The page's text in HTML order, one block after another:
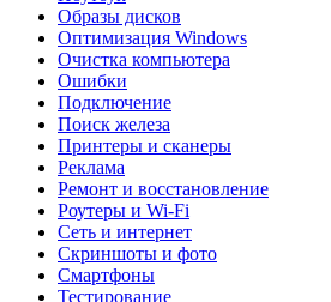
Образы дисков
Оптимизация Windows
Очистка компьютера
Ошибки
Подключение
Поиск железа
Принтеры и сканеры
Реклама
Ремонт и восстановление
Роутеры и Wi-Fi
Сеть и интернет
Скриншоты и фото
Смартфоны
Тестирование